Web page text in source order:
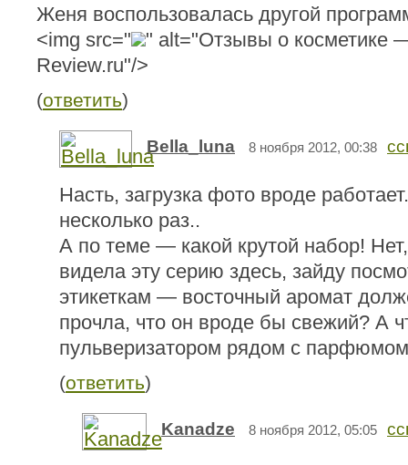
Женя воспользовалась другой
<img src="
" alt="Отзывы о косметике
Review.ru"/>
(ответить)
Bella_luna 8 ноября 2012, 00:38
Насть, загрузка фото вроде
несколько раз..
А по теме — какой крутой набор!
видела эту серию здесь, зайду
этикеткам — восточный аромат
прочла, что он вроде бы свежий? А
пульверизатором рядом с
(ответить)
Kanadze 8 ноября 2012, 05:05